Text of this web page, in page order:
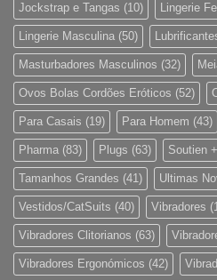
Jockstrap e Tangas (10) Lingerie
Lingerie Masculina (50)
Masturbadores Masculinos (32)
Ovos Bolas Cordões Eróticos (52)
Para Casais (19) Para Homem (43)
Pharma (83) Plugs (63) Soutien
Tamanhos Grandes (41) Ultimas
Vestidos/CatSuits (40) Vibradores
Vibradores Clitorianos (63)
Vibradores Ergonómicos (42)